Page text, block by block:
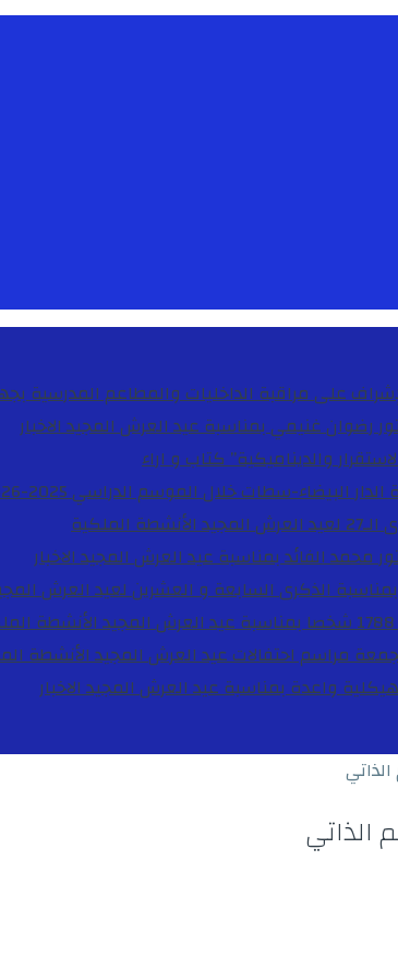
رضوان غنيمي بمناسبة عيد العرش المجيدالاخبار
والديناميكية”كتاب و اراء
الأنشطة الملكية
محمد الفائد بمناسبة عيد العرش المجيدالاخبار
الذكرى السابعة و العشرين لعيد العرش
الأنشطة
مراسم احتفالات عيد العرش المجيدالأنشطة
هيكلية واعدة بمناسبة عيد العرش المجيدالاخبار
الذاتي